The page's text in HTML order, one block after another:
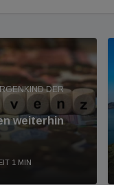
DER
weiterhin
1 MIN